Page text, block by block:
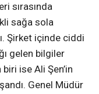
sırasında
sağa sola
Şirket içinde ciddi
gelen bilgiler
ise Ali Şen’in
Genel Müdür